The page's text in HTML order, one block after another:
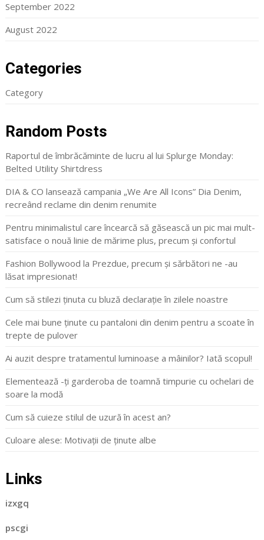
September 2022
August 2022
Categories
Category
Random Posts
Raportul de îmbrăcăminte de lucru al lui Splurge Monday:
Belted Utility Shirtdress
DIA & CO lansează campania „We Are All Icons” Dia Denim,
recreând reclame din denim renumite
Pentru minimalistul care încearcă să găsească un pic mai mult-
satisface o nouă linie de mărime plus, precum și confortul
Fashion Bollywood la Prezdue, precum și sărbători ne -au
lăsat impresionat!
Cum să stilezi ținuta cu bluză declarație în zilele noastre
Cele mai bune ținute cu pantaloni din denim pentru a scoate în
trepte de pulover
Ai auzit despre tratamentul luminoase a mâinilor? Iată scopul!
Elementează -ți garderoba de toamnă timpurie cu ochelari de
soare la modă
Cum să cuieze stilul de uzură în acest an?
Culoare alese: Motivații de ținute albe
Links
izxgq
pscgi